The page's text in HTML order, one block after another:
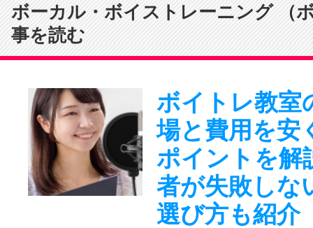
ボーカル・ボイストレーニング （
事を読む
ボイトレ教室
場と費用を安
ポイントを解
者が失敗しな
選び方も紹介